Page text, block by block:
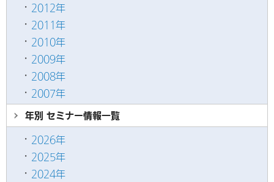
2012年
2011年
2010年
2009年
2008年
2007年
年別 セミナー情報一覧
2026年
2025年
2024年